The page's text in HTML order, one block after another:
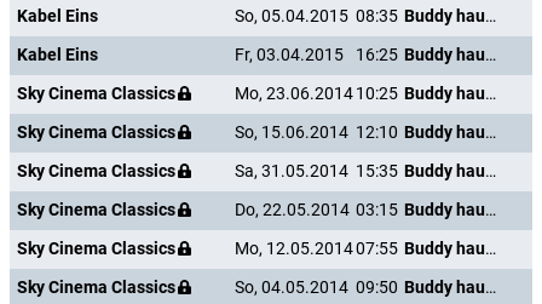
Kabel Eins
So, 05.04.2015 08:35
Buddy haut den Lukas
Kabel Eins
Fr, 03.04.2015 16:25
Buddy haut den Lukas
Sky Cinema Classics
Mo, 23.06.201410:25
Buddy haut den Lukas
Sky Cinema Classics
So, 15.06.2014 12:10
Buddy haut den Lukas
Sky Cinema Classics
Sa, 31.05.2014 15:35
Buddy haut den Lukas
Sky Cinema Classics
Do, 22.05.2014 03:15
Buddy haut den Lukas
Sky Cinema Classics
Mo, 12.05.201407:55
Buddy haut den Lukas
Sky Cinema Classics
So, 04.05.2014 09:50
Buddy haut den Lukas